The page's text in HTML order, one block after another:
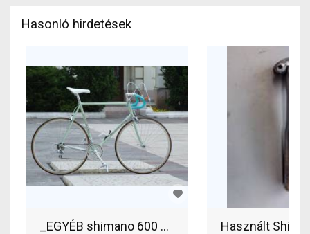
Hasonló hirdetések
_EGYÉB shimano 600 Országúti patkófék nem